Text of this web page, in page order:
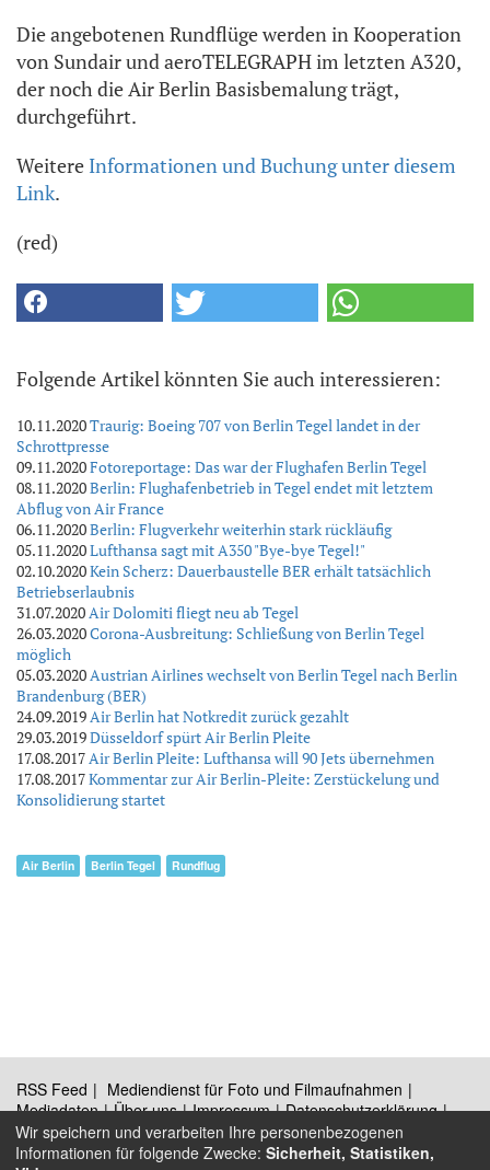
Die angebotenen Rundflüge werden in Kooperation
von Sundair und aeroTELEGRAPH im letzten A320,
der noch die Air Berlin Basisbemalung trägt,
durchgeführt.
Weitere Informationen und Buchung unter diesem
Link.
(red)
Folgende Artikel könnten Sie auch interessieren:
10.11.2020Traurig: Boeing 707 von Berlin Tegel landet in der
Schrottpresse
09.11.2020Fotoreportage: Das war der Flughafen Berlin Tegel
08.11.2020Berlin: Flughafenbetrieb in Tegel endet mit letztem
Abflug von Air France
06.11.2020Berlin: Flugverkehr weiterhin stark rückläufig
05.11.2020Lufthansa sagt mit A350 "Bye-bye Tegel!"
02.10.2020Kein Scherz: Dauerbaustelle BER erhält tatsächlich
Betriebserlaubnis
31.07.2020Air Dolomiti fliegt neu ab Tegel
26.03.2020Corona-Ausbreitung: Schließung von Berlin Tegel
möglich
05.03.2020Austrian Airlines wechselt von Berlin Tegel nach Berlin
Brandenburg (BER)
24.09.2019Air Berlin hat Notkredit zurück gezahlt
29.03.2019Düsseldorf spürt Air Berlin Pleite
17.08.2017Air Berlin Pleite: Lufthansa will 90 Jets übernehmen
17.08.2017Kommentar zur Air Berlin-Pleite: Zerstückelung und
Konsolidierung startet
Air Berlin Berlin Tegel Rundflug
RSS Feed
Mediendienst für Foto und Filmaufnahmen
Mediadaten
Über uns Impressum
Datenschutzerklärung
Kontakt
Wir speichern und verarbeiten Ihre personenbezogenen
Informationen für folgende Zwecke: Sicherheit, Statistiken,